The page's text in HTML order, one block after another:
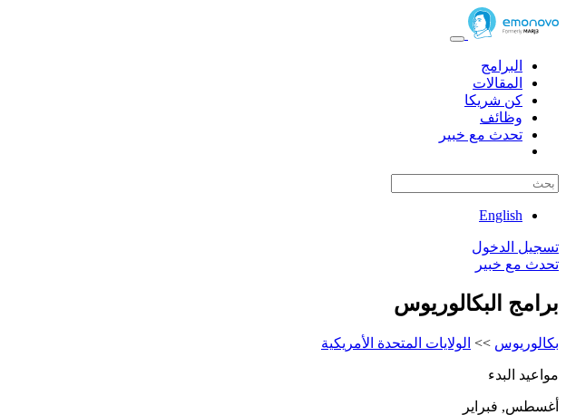
البرامج
المقالات
كن شريكا
وظائف
تحدث مع خبير
English
تسجيل الدخول
تحدث مع خبير
برامج البكالوريوس
بكالوريوس >> الولايات المتحدة الأمريكية
مواعيد البدء
أغسطس, فبراير